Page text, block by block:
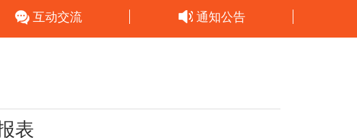
互动交流 通知公告
表